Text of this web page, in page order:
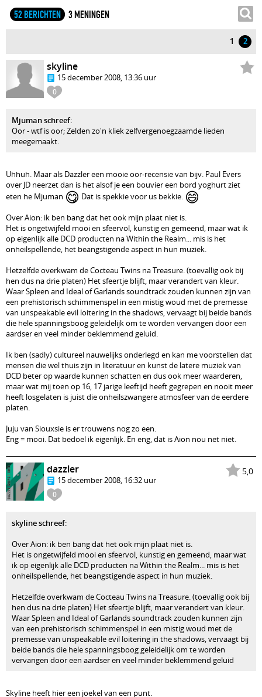
52 BERICHTEN 3 MENINGEN
1 2
0
skyline
15 december 2008, 13:36 uur
Mjuman schreef:
Oor - wtf is oor; Zelden zo'n kliek zelfvergenoegzaamde lieden
meegemaakt.
Uhhuh. Maar als Dazzler een mooie oor-recensie van bijv. Paul Evers
over JD neerzet dan is het alsof je een bouvier een bord yoghurt ziet
eten he Mjuman 😋 Dat is spekkie voor us bekkie. 😄
Over Aion: ik ben bang dat het ook mijn plaat niet is.
Het is ongetwijfeld mooi en sfeervol, kunstig en gemeend, maar wat ik
op eigenlijk alle DCD producten na Within the Realm... mis is het
onheilspellende, het beangstigende aspect in hun muziek.
Hetzelfde overkwam de Cocteau Twins na Treasure. (toevallig ook bij
hen dus na drie platen) Het sfeertje blijft, maar verandert van kleur.
Waar Spleen and Ideal of Garlands soundtrack zouden kunnen zijn van
een prehistorisch schimmenspel in een mistig woud met de premesse
van unspeakable evil loitering in the shadows, vervaagt bij beide bands
die hele spanningsboog geleidelijk om te worden vervangen door een
aardser en veel minder beklemmend geluid.
Ik ben (sadly) cultureel nauwelijks onderlegd en kan me voorstellen dat
mensen die wel thuis zijn in literatuur en kunst de latere muziek van
DCD beter op waarde kunnen schatten en dus ook meer waarderen,
maar wat mij toen op 16, 17 jarige leeftijd heeft gegrepen en nooit meer
heeft losgelaten is juist die onheilszwangere atmosfeer van de eerdere
platen.
Juju van Siouxsie is er trouwens nog zo een.
Eng = mooi. Dat bedoel ik eigenlijk. En eng, dat is Aion nou net niet.
5,0
0
dazzler
15 december 2008, 16:32 uur
skyline schreef:
Over Aion: ik ben bang dat het ook mijn plaat niet is.
Het is ongetwijfeld mooi en sfeervol, kunstig en gemeend, maar wat
ik op eigenlijk alle DCD producten na Within the Realm... mis is het
onheilspellende, het beangstigende aspect in hun muziek.
Hetzelfde overkwam de Cocteau Twins na Treasure. (toevallig ook bij
hen dus na drie platen) Het sfeertje blijft, maar verandert van kleur.
Waar Spleen and Ideal of Garlands soundtrack zouden kunnen zijn
van een prehistorisch schimmenspel in een mistig woud met de
premesse van unspeakable evil loitering in the shadows, vervaagt bij
beide bands die hele spanningsboog geleidelijk om te worden
vervangen door een aardser en veel minder beklemmend geluid
Skyline heeft hier een joekel van een punt.